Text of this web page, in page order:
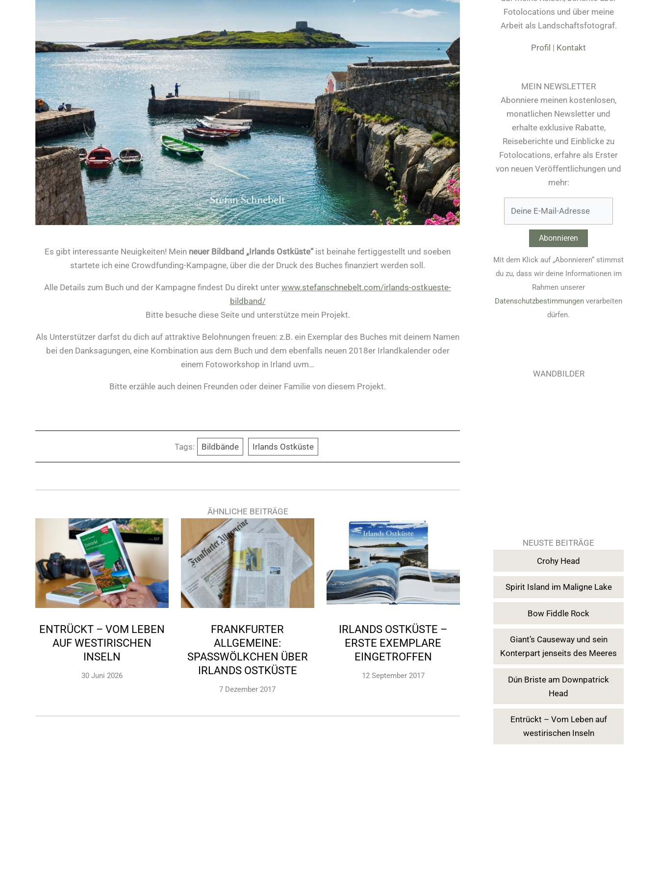
Es gibt interessante Neuigkeiten! Mein neuer Bildband „Irlands Ostküste“ist beinahe fertiggestellt und soeben
startete ich eine Crowdfunding-Kampagne, über die der Druck des Buches finanziert werden soll.
Alle Details zum Buch und der Kampagne findest Du direkt unter www.stefanschnebelt.com/irlands-ostkueste-
bildband/
Bitte besuche diese Seite und unterstütze mein Projekt.
Als Unterstützer darfst du dich auf attraktive Belohnungen freuen: z.B. ein Exemplar des Buches mit deinem Namen
bei den Danksagungen, eine Kombination aus dem Buch und dem ebenfalls neuen 2018er Irlandkalender oder
einem Fotoworkshop in Irland uvm…
Bitte erzähle auch deinen Freunden oder deiner Familie von diesem Projekt.
Tags: Bildbände Irlands Ostküste
ÄHNLICHE BEITRÄGE
ENTRÜCKT – VOM LEBEN
AUF WESTIRISCHEN
INSELN
30 Juni 2026
FRANKFURTER
ALLGEMEINE:
SPASSWÖLKCHEN ÜBER I
RLANDS OSTKÜSTE
7 Dezember 2017
IRLANDS OSTKÜSTE –
ERSTE EXEMPLARE
EINGETROFFEN
12 September 2017
Fotolocations und über meine
Arbeit als Landschaftsfotograf.
Profil | Kontakt
MEIN NEWSLETTER
Abonniere meinen kostenlosen,
monatlichen Newsletter und
erhalte exklusive Rabatte,
Reiseberichte und Einblicke zu
Fotolocations, erfahre als Erster
von neuen Veröffentlichungen und
mehr:
Mit dem Klick auf „Abonnieren“ stimmst
du zu, dass wir deine Informationen im
Rahmen unserer
Datenschutzbestimmungen verarbeiten
dürfen.
WANDBILDER
NEUSTE BEITRÄGE
Crohy Head
Spirit Island im Maligne Lake
Bow Fiddle Rock
Giant’s Causeway und sein
Konterpart jenseits des Meeres
Dún Briste am Downpatrick
Head
Entrückt – Vom Leben auf
westirischen Inseln